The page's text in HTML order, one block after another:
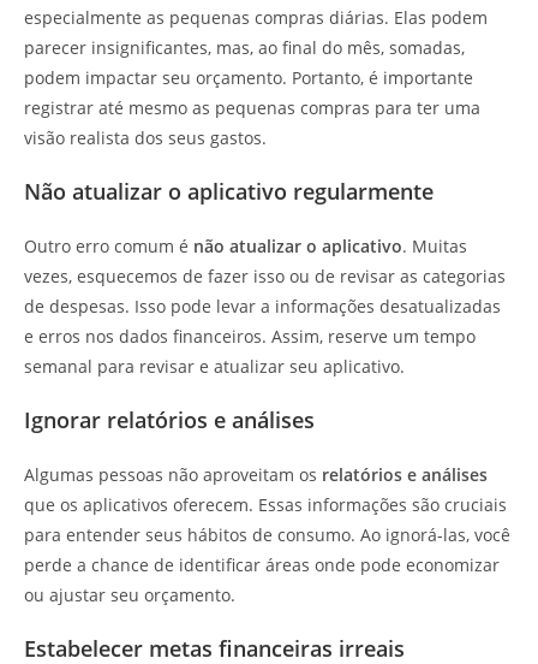
especialmente as pequenas compras diárias. Elas podem
parecer insignificantes, mas, ao final do mês, somadas,
podem impactar seu orçamento. Portanto, é importante
registrar até mesmo as pequenas compras para ter uma
visão realista dos seus gastos.
Não atualizar o aplicativo regularmente
Outro erro comum é não atualizar o aplicativo. Muitas
vezes, esquecemos de fazer isso ou de revisar as categorias
de despesas. Isso pode levar a informações desatualizadas
e erros nos dados financeiros. Assim, reserve um tempo
semanal para revisar e atualizar seu aplicativo.
Ignorar relatórios e análises
Algumas pessoas não aproveitam os relatórios e análises
que os aplicativos oferecem. Essas informações são cruciais
para entender seus hábitos de consumo. Ao ignorá-las, você
perde a chance de identificar áreas onde pode economizar
ou ajustar seu orçamento.
Estabelecer metas financeiras irreais